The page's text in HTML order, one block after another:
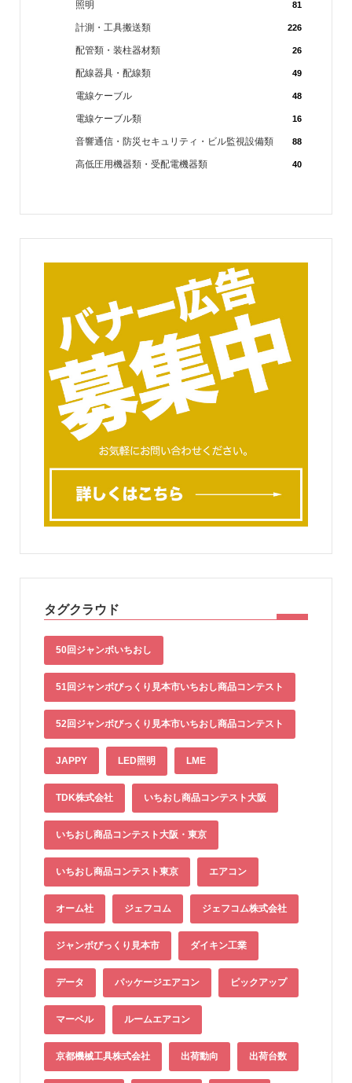
照明 81
計測・工具搬送類 226
配管類・装柱器材類 26
配線器具・配線類 49
電線ケーブル 48
電線ケーブル類 16
音響通信・防災セキュリティ・ビル監視設備類 88
高低圧用機器類・受配電機器類 40
タグクラウド
50回ジャンボいちおし
51回ジャンボびっくり見本市いちおし商品コンテスト
52回ジャンボびっくり見本市いちおし商品コンテスト
JAPPY LED照明 LME
TDK株式会社 いちおし商品コンテスト大阪
いちおし商品コンテスト大阪・東京
いちおし商品コンテスト東京 エアコン
オーム社 ジェフコム ジェフコム株式会社
ジャンボびっくり見本市 ダイキン工業
データ パッケージエアコン ピックアップ
マーベル ルームエアコン
京都機械工具株式会社 出荷動向 出荷台数